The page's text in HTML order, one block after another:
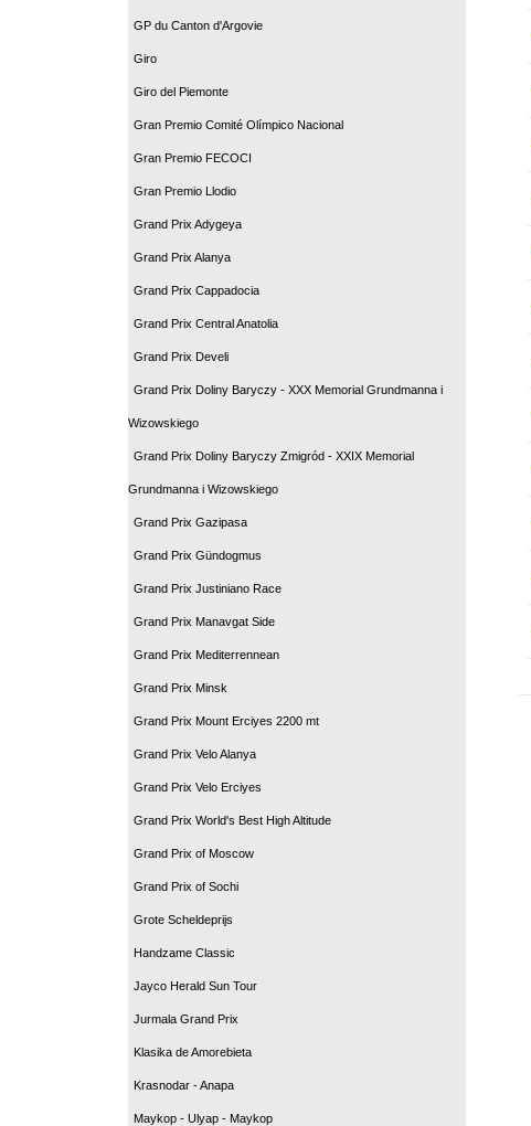
GP du Canton d'Argovie
Giro
Giro del Piemonte
Gran Premio Comité Olímpico Nacional
Gran Premio FECOCI
Gran Premio Llodio
Grand Prix Adygeya
Grand Prix Alanya
Grand Prix Cappadocia
Grand Prix Central Anatolia
Grand Prix Develi
Grand Prix Doliny Baryczy - XXX Memorial Grundmanna i
Wizowskiego
Grand Prix Doliny Baryczy Zmigród - XXIX Memorial
Grundmanna i Wizowskiego
Grand Prix Gazipasa
Grand Prix Gündogmus
Grand Prix Justiniano Race
Grand Prix Manavgat Side
Grand Prix Mediterrennean
Grand Prix Minsk
Grand Prix Mount Erciyes 2200 mt
Grand Prix Velo Alanya
Grand Prix Velo Erciyes
Grand Prix World's Best High Altitude
Grand Prix of Moscow
Grand Prix of Sochi
Grote Scheldeprijs
Handzame Classic
Jayco Herald Sun Tour
Jurmala Grand Prix
Klasika de Amorebieta
Krasnodar - Anapa
Maykop - Ulyap - Maykop